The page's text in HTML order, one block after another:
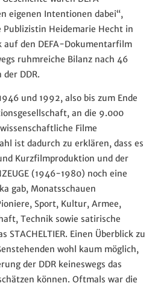
eigenen Intentionen dabei“,
Heidemarie Hecht in
auf den DEFA-Dokumentarfilm
ruhmreiche Bilanz nach 46
DDR.
und 1992, also bis zum Ende
an die 9.000
Filme
ist dadurch zu erklären, dass es
Kurzfilmproduktion und der
(1946-1980) noch eine
gab, Monatsschauen
Sport, Kultur, Armee,
Technik sowie satirische
STACHELTIER. Einen Überblick zu
wohl kaum möglich,
der DDR keineswegs das
können. Oftmals war die